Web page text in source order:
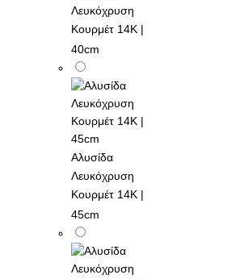
Λευκόχρυση
Κουρμέτ 14K |
40cm
Αλυσίδα
Λευκόχρυση
Κουρμέτ 14K |
45cm